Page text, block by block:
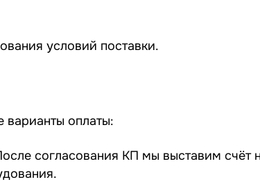
условий поставки.
оплаты:
согласования КП мы выставим счёт